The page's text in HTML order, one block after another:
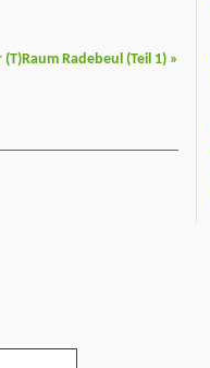
Radebeul (Teil 1) »